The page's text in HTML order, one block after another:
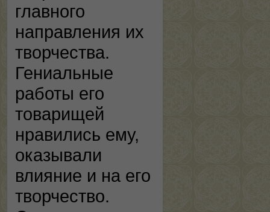
главного
направления их
творчества.
Гениальные
работы его
товарищей
нравились ему,
оказывали
влияние и на его
творчество.